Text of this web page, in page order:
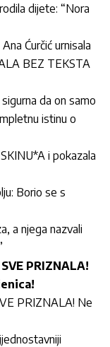
dijete: “Nora
Ćurčić urnisala
BEZ TEKSTA
da on samo
istinu o
i pokazala
Borio se s
a njega nazvali
PRIZNALA!
PRIZNALA! Ne